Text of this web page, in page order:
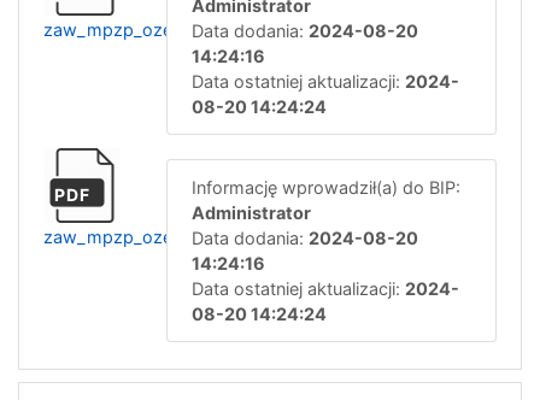
zaw_mpzp_ozerolnowe_uchwala-
Administrator
Data dodania: 2024-08-20
14:24:16
Data ostatniej aktualizacji: 2024-
08-20 14:24:24
PDF
zaw_mpzp_ozerolnowe_prognoza-
Informację wprowadził(a) do BIP:
Administrator
Data dodania: 2024-08-20
14:24:16
Data ostatniej aktualizacji: 2024-
08-20 14:24:24